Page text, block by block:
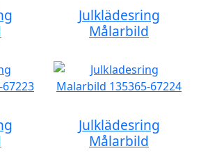
Julklädesring
Målarbild
Julklädesring
Målarbild